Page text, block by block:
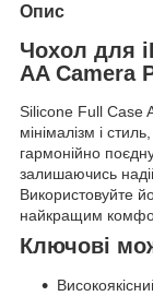
Опис
Чохол для
AA Camera
Silicone Full Case
мінімалізм і
гармонійно
залишаючись
Використовуйте
найкращим
Ключові